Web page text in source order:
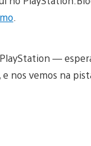
—
nos vemos na